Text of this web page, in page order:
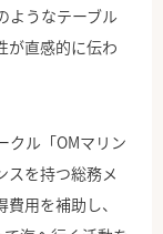
ようなテーブル
が直感的に伝わ
クル「OMマリン
スを持つ総務メ
用を補助し、